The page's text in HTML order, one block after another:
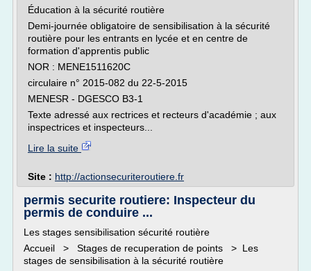
Éducation à la sécurité routière
Demi-journée obligatoire de sensibilisation à la sécurité
routière pour les entrants en lycée et en centre de
formation d'apprentis public
NOR : MENE1511620C
circulaire n° 2015-082 du 22-5-2015
MENESR - DGESCO B3-1
Texte adressé aux rectrices et recteurs d'académie ; aux
inspectrices et inspecteurs...
Lire la suite
Site : http://actionsecuriteroutiere.fr
permis securite routiere: Inspecteur du
permis de conduire ...
Les stages sensibilisation sécurité routière
Accueil > Stages de recuperation de points > Les
stages de sensibilisation à la sécurité routière